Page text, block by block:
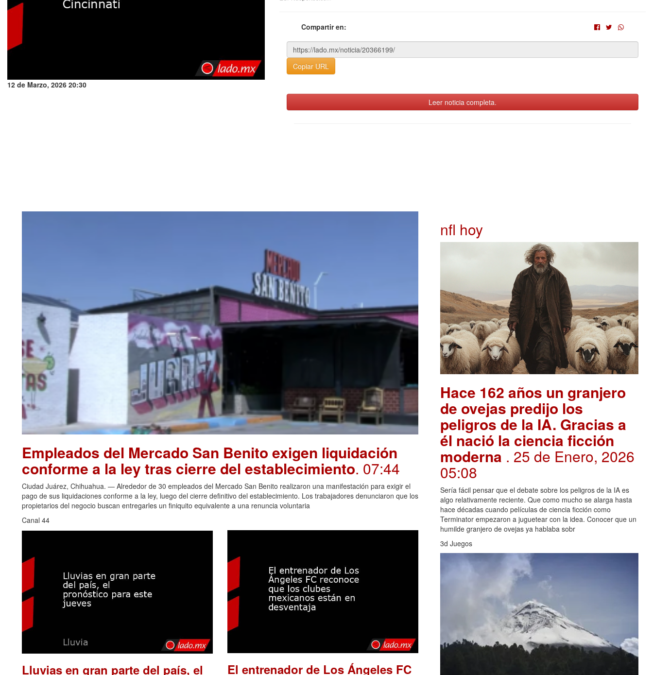
12 de Marzo, 2026 20:30
Compartir en:
Copiar URL
Leer noticia completa.
Empleados del Mercado San Benito exigen liquidación
conforme a la ley tras cierre del establecimiento. 07:44
Ciudad Juárez, Chihuahua. — Alrededor de 30 empleados del Mercado San Benito realizaron una manifestación para exigir el
pago de sus liquidaciones conforme a la ley, luego del cierre definitivo del establecimiento. Los trabajadores denunciaron que los
propietarios del negocio buscan entregarles un finiquito equivalente a una renuncia voluntaria
Canal 44
Lluvias en gran parte del país, el El entrenador de Los Ángeles FC
nfl hoy
Hace 162 años un granjero
de ovejas predijo los
peligros de la IA. Gracias a
él nació la ciencia ficción
moderna . 25 de Enero, 2026
05:08
Sería fácil pensar que el debate sobre los peligros de la IA es
algo relativamente reciente. Que como mucho se alarga hasta
hace décadas cuando películas de ciencia ficción como
Terminator empezaron a juguetear con la idea. Conocer que un
humilde granjero de ovejas ya hablaba sobr
3d Juegos